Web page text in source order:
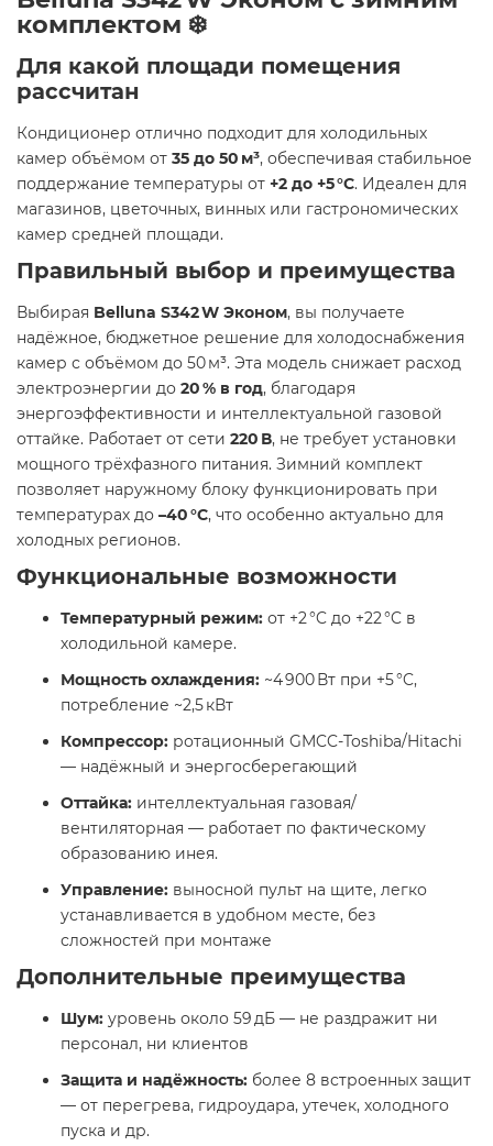
комплектом ❄️
Для какой площади помещения
рассчитан
Кондиционер отлично подходит для холодильных
камер объёмом от 35 до 50 м³, обеспечивая стабильное
поддержание температуры от +2 до +5 °C. Идеален для
магазинов, цветочных, винных или гастрономических
камер средней площади.
Правильный выбор и преимущества
Выбирая Belluna S342 W Эконом, вы получаете
надёжное, бюджетное решение для холодоснабжения
камер с объёмом до 50 м³. Эта модель снижает расход
электроэнергии до 20 % в год, благодаря
энергоэффективности и интеллектуальной газовой
оттайке. Работает от сети 220 В, не требует установки
мощного трёхфазного питания. Зимний комплект
позволяет наружному блоку функционировать при
температурах до –40 °C, что особенно актуально для
холодных регионов.
Функциональные возможности
Температурный режим: от +2 °C до +22 °C в
холодильной камере.
Мощность охлаждения: ~4 900 Вт при +5 °C,
потребление ~2,5 кВт
Компрессор: ротационный GMCC-Toshiba/Hitachi
— надёжный и энергосберегающий
Оттайка: интеллектуальная газовая/
вентиляторная — работает по фактическому
образованию инея.
Управление: выносной пульт на щите, легко
устанавливается в удобном месте, без
сложностей при монтажe
Дополнительные преимущества
Шум: уровень около 59 дБ — не раздражит ни
персонал, ни клиентов
Защита и надёжность: более 8 встроенных защит
— от перегрева, гидроудара, утечек, холодного
пуска и др.